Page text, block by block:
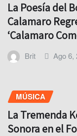
La Poesía del
Calamaro
‘Calamaro
Brit Ago 6,
MÚSICA
La Tremenda
Sonora en el